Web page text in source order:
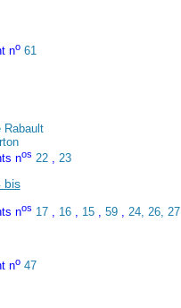
no 61
Rabault
nos 22, 23
bis
nos 17, 16, 15, 59, 24, 26, 27
no 47